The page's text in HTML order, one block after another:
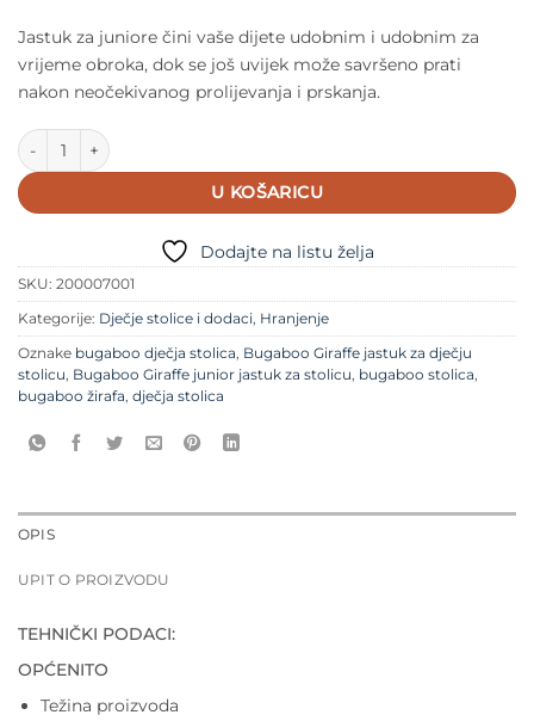
Jastuk za juniore čini vaše dijete udobnim i udobnim za
vrijeme obroka, dok se još uvijek može savršeno prati
nakon neočekivanog prolijevanja i prskanja.
Bugaboo Giraffe junior jastuk za stolicu količina
U KOŠARICU
Dodajte na listu želja
SKU: 200007001
Kategorije: Dječje stolice i dodaci, Hranjenje
Oznake bugaboo dječja stolica, Bugaboo Giraffe jastuk za dječju
stolicu, Bugaboo Giraffe junior jastuk za stolicu, bugaboo stolica,
bugaboo žirafa, dječja stolica
OPIS
UPIT O PROIZVODU
TEHNIČKI PODACI:
OPĆENITO
Težina proizvoda